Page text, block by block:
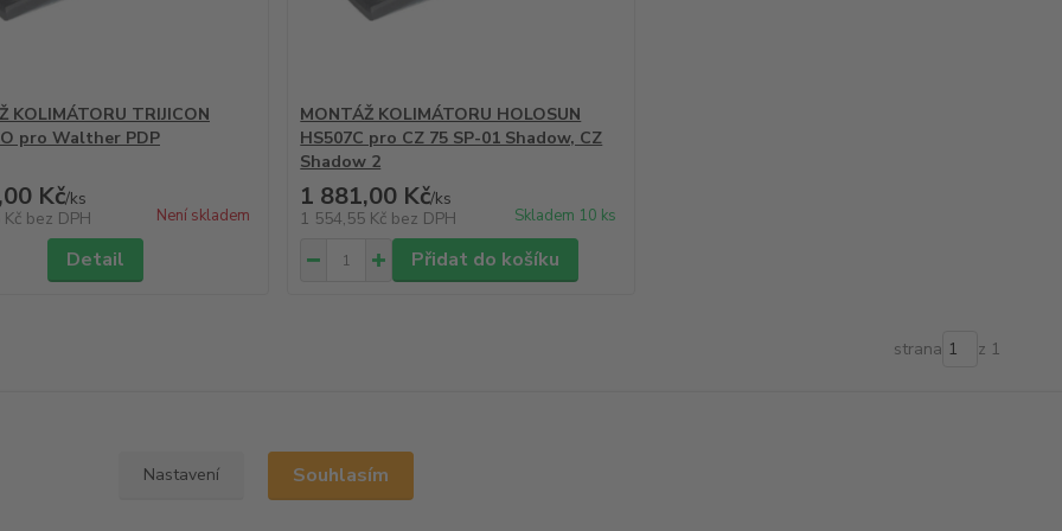
KOLIMÁTORU TRIJICON
pro Walther PDP
Kč/ks
bez DPH Není skladem
Detail
MONTÁŽ KOLIMÁTORU HOLOSUN
HS507C pro CZ 75 SP-01 Shadow, CZ
Shadow 2
1 881,00 Kč/ks
1 554,55 Kč bez DPH Skladem 10 ks
Přidat do košíku
strana z 1
Nastavení Souhlasím